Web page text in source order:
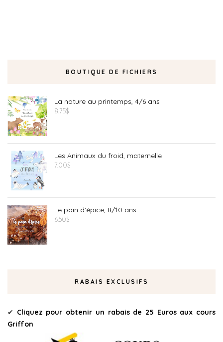
BOUTIQUE DE FICHIERS
La nature au printemps, 4/6 ans
8.75$
Les Animaux du froid, maternelle
7.00$
Le pain d'épice, 8/10 ans
6.50$
RABAIS EXCLUSIFS
✔ Cliquez pour obtenir un rabais de 25 Euros aux cours
Griffon